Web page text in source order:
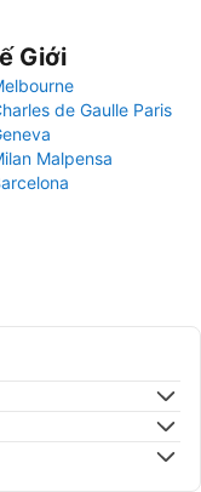
Giới
de Gaulle Paris
Malpensa